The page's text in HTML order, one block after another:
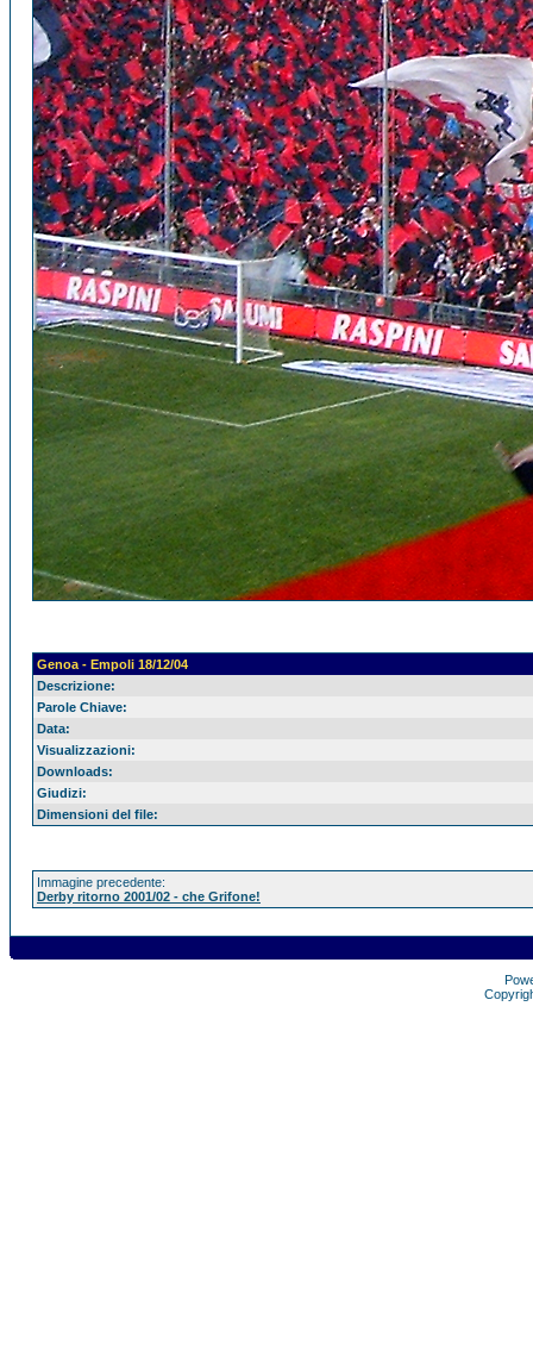
Genoa - Empoli 18/12/04
Descrizione:
Parole Chiave:
Data:
Visualizzazioni:
Downloads:
Giudizi:
Dimensioni del file:
Immagine precedente:
Derby ritorno 2001/02 - che Grifone!